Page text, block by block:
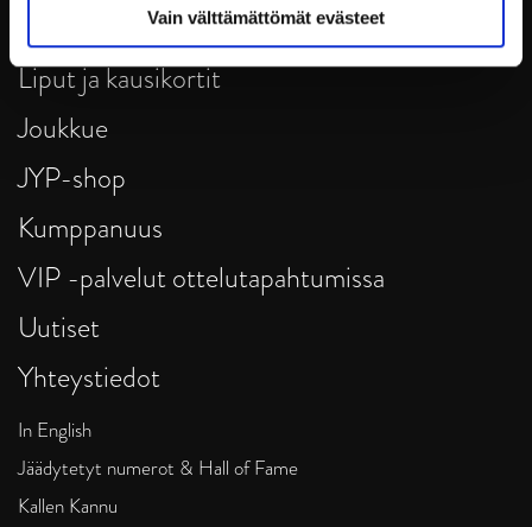
Vain välttämättömät evästeet
Liput ja kausikortit
Joukkue
JYP-shop
Kumppanuus
VIP -palvelut ottelutapahtumissa
Uutiset
Yhteystiedot
In English
Jäädytetyt numerot & Hall of Fame
Kallen Kannu